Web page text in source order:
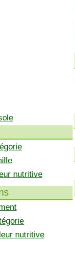
nutritive
nutritive